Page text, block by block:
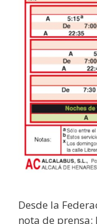
Desde la
nota de